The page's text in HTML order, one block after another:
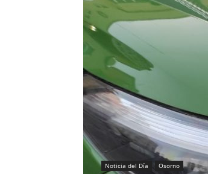
Noticia del Día Osorno